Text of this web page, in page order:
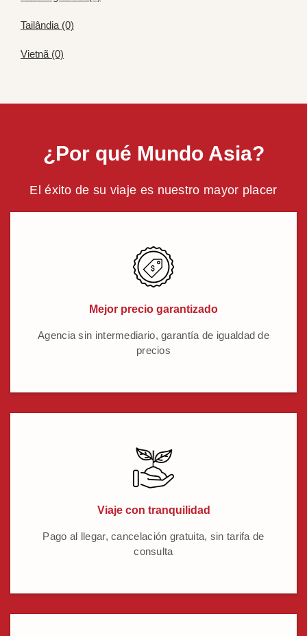
Tailândia (0)
Vietnã (0)
¿Por qué Mundo Asia?
El éxito de su viaje es nuestro mayor placer
Mejor precio garantizado
Agencia sin intermediario, garantía de igualdad de
precios
Viaje con tranquilidad
Pago al llegar, cancelación gratuita, sin tarifa de
consulta